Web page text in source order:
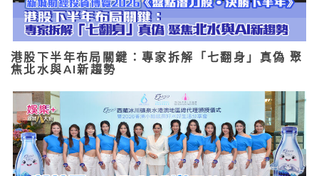
港股下半年布局關鍵：專家拆解「七翻身」真偽 聚
焦北水與AI新趨勢